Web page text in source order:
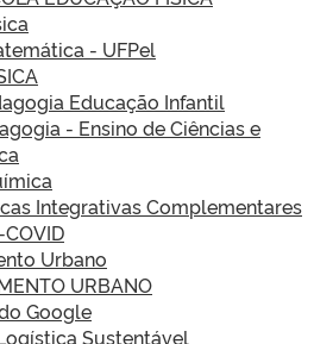
- UFPel
Educação Infantil
- Ensino de Ciências e
Integrativas Complementares
Urbano
URBANO
Google
Sustentável